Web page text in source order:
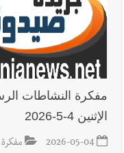
أخبار صيدا بلدية صيدا
بكرة الطاولة للرجال للعام
مفكرة النشاطات
الإثنين 4-5-2026
2026-05-04 مفكرة